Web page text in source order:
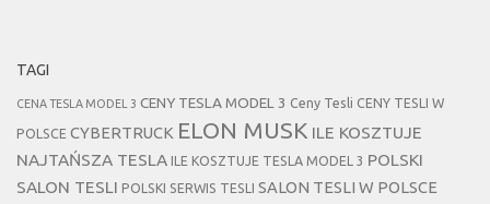
TAGI
CENA TESLA MODEL 3 CENY TESLA MODEL 3 Ceny Tesli CENY TESLI W
POLSCE CYBERTRUCK ELON MUSK ILE KOSZTUJE
NAJTAŃSZA TESLA
ILE KOSZTUJE TESLA MODEL 3 POLSKI
SALON TESLI POLSKI SERWIS TESLI SALON TESLI W POLSCE